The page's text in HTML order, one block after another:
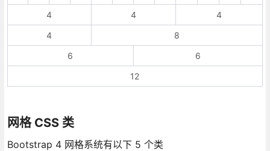
4
4
4
4
8
6
6
12
网格 CSS 类
Bootstrap 4 网格系统有以下 5 个类